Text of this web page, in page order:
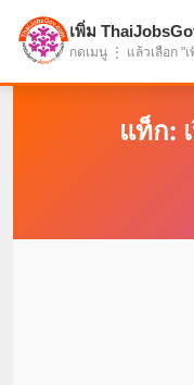
แบ่งปันโอกาส เพื่
แท็ก:
เพิ่ม
กดเมนู ⋮ แล้วเลือก "